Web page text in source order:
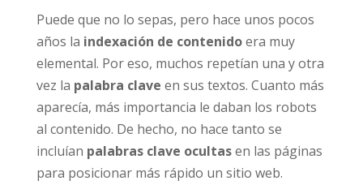
Puede que no lo sepas, pero hace unos pocos
años la indexación de contenidoera muy
elemental. Por eso, muchos repetían una y otra
vez la palabra clave en sus textos. Cuanto más
aparecía, más importancia le daban los robots
al contenido. De hecho, no hace tanto se
incluían palabras clave ocultasen las páginas
para posicionar más rápido un sitio web.